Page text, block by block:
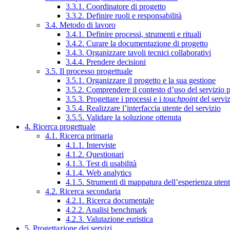
3.3.1. Coordinatore di progetto
3.3.2. Definire ruoli e responsabilità
3.4. Metodo di lavoro
3.4.1. Definire processi, strumenti e rituali
3.4.2. Curare la documentazione di progetto
3.4.3. Organizzare tavoli tecnici collaborativi
3.4.4. Prendere decisioni
3.5. Il processo progettuale
3.5.1. Organizzare il progetto e la sua gestione
3.5.2. Comprendere il contesto d’uso del servizio
3.5.3. Progettare i processi e i touchpointdel
3.5.4. Realizzare l’interfaccia utente del servizio
3.5.5. Validare la soluzione ottenuta
4. Ricerca progettuale
4.1. Ricerca primaria
4.1.1. Interviste
4.1.2. Questionari
4.1.3. Test di usabilità
4.1.4. Web analytics
4.1.5. Strumenti di mappatura dell’esperienza
4.2. Ricerca secondaria
4.2.1. Ricerca documentale
4.2.2. Analisi benchmark
4.2.3. Valutazione euristica
5. Progettazione dei servizi